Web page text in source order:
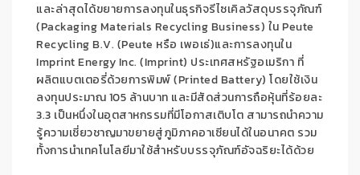
และล่าสุดได้ขยายการลงทุนในธุรกิจรีไซเคิลวัสดุบรรจุภัณฑ์
(Packaging Materials Recycling Business) ในPeute
Recycling B.V. (Peute หรือ เพอเธ่)และการลงทุนใน
Imprint Energy Inc. (Imprint) ประเทศสหรัฐอเมริกา ที่
ผลิตแบตเตอรี่ด้วยการพิมพ์(Printed Battery) โดยใช้เงิน
ลงทุนประมาณ105 ล้านบาท และมีสัดส่วนการถือหุ้นที่ร้อยละ
3.3 เป็นหนึ่งในอุตสาหกรรมที่มีโอกาสเติบโต สามารถนำความ
รู้ความเชี่ยวชาญมาขยายสู่ภูมิภาคอาเซียนได้ในอนาคต รวม
ทั้งการนำเทคโนโลยีมาใช้สำหรับบรรจุภัณฑ์อัจฉริยะได้ด้วย